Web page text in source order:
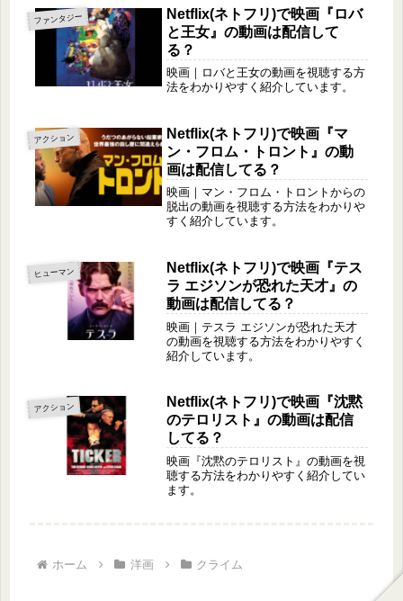
ファンタジー
Netflix(ネトフリ)で映画『ロバ
と王女』の動画は配信して
る？
映画｜ロバと王女の動画を視聴する方
法をわかりやすく紹介しています。
アクション
Netflix(ネトフリ)で映画『マ
ン・フロム・トロント』の動
画は配信してる？
映画｜マン・フロム・トロントからの
脱出の動画を視聴する方法をわかりや
すく紹介しています。
ヒューマン
Netflix(ネトフリ)で映画『テス
ラ エジソンが恐れた天才』の
動画は配信してる？
映画｜テスラ エジソンが恐れた天才
の動画を視聴する方法をわかりやすく
紹介しています。
アクション
Netflix(ネトフリ)で映画『沈黙
のテロリスト』の動画は配信
してる？
映画『沈黙のテロリスト』の動画を視
聴する方法をわかりやすく紹介してい
ます。
ホーム 洋画 クライム